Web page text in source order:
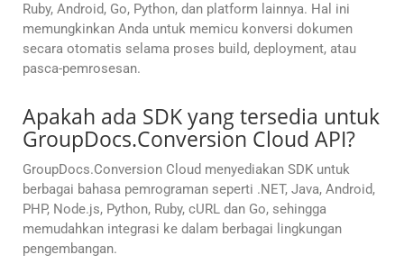
Ruby, Android, Go, Python, dan platform lainnya. Hal ini
memungkinkan Anda untuk memicu konversi dokumen
secara otomatis selama proses build, deployment, atau
pasca-pemrosesan.
Apakah ada SDK yang tersedia untuk
GroupDocs.Conversion Cloud API?
GroupDocs.Conversion Cloud menyediakan SDK untuk
berbagai bahasa pemrograman seperti .NET, Java, Android,
PHP, Node.js, Python, Ruby, cURL dan Go, sehingga
memudahkan integrasi ke dalam berbagai lingkungan
pengembangan.